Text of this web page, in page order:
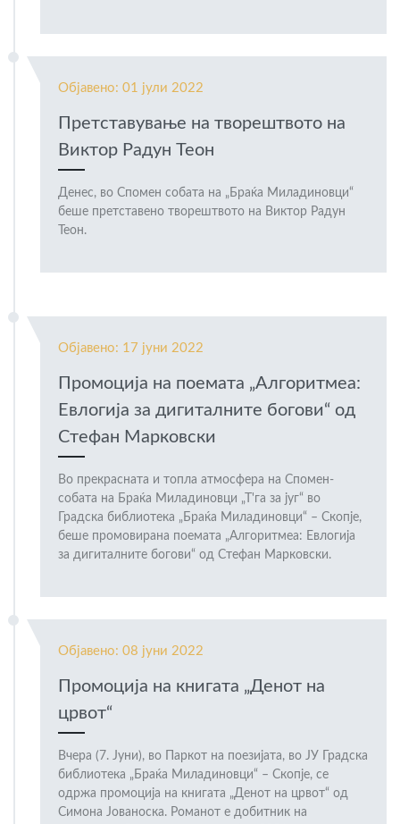
Објавено: 01 јули 2022
Претставување на творештвото на
Виктор Радун Теон
Денес, во Спомен собата на „Браќа Миладиновци“
беше претставено творештвото на Виктор Радун
Теон.
Објавено: 17 јуни 2022
Промоција на поемата „Алгоритмеа:
Евлогија за дигиталните богови“ од
Стефан Марковски
Во прекрасната и топла атмосфера на Спомен-
собата на Браќа Миладиновци „Т'га за југ“ во
Градска библиотека „Браќа Миладиновци“ – Скопје,
беше промовирана поемата „Алгоритмеа: Евлогија
за дигиталните богови“ од Стефан Марковски.
Објавено: 08 јуни 2022
Промоција на книгата „Денот на
црвот“
Вчера (7. Јуни), во Паркот на поезијата, во ЈУ Градска
библиотека „Браќа Миладиновци“ – Скопје, се
одржа промоција на книгата „Денот на црвот“ од
Симона Јованоска. Романот е добитник на